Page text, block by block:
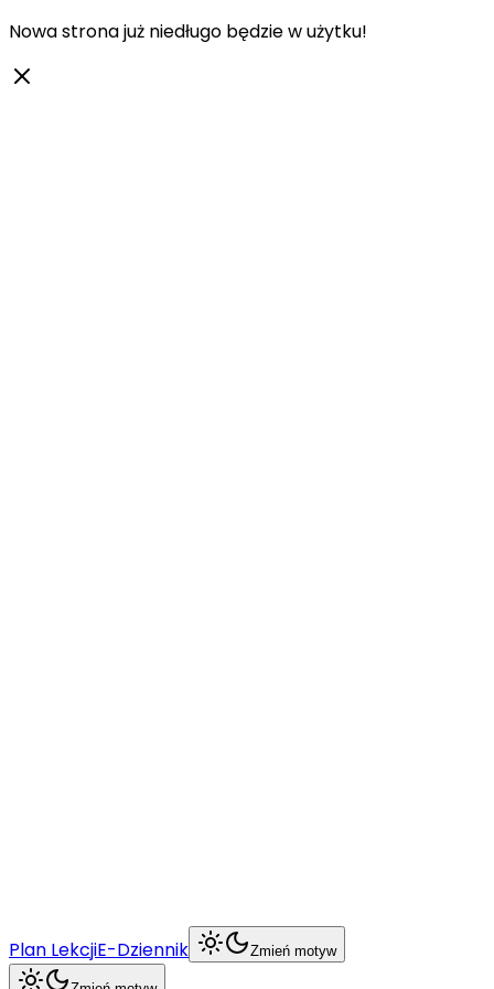
Nowa strona już niedługo będzie w użytku!
Plan LekcjiE-Dziennik Zmień motyw